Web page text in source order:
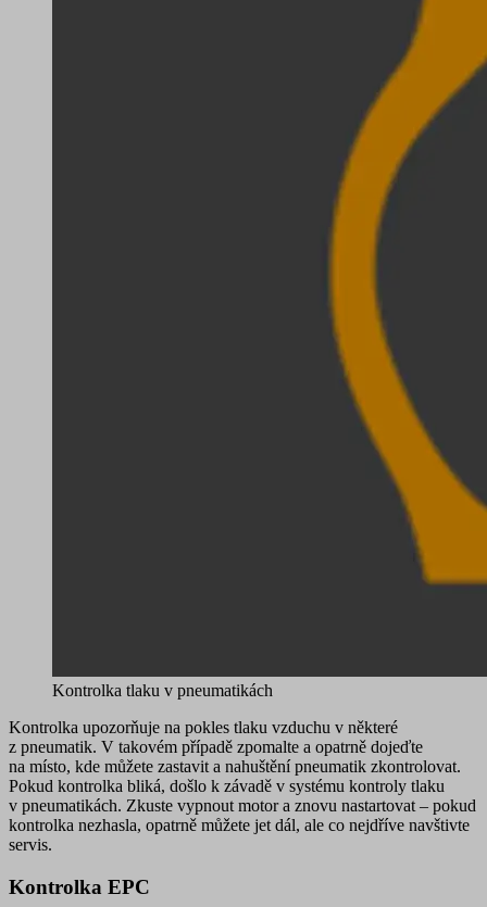
Kontrolka tlaku v pneumatikách
Kontrolka upozorňuje na pokles tlaku vzduchu v některé
z pneumatik. V takovém případě zpomalte a opatrně dojeďte
na místo, kde můžete zastavit a nahuštění pneumatik zkontrolovat.
Pokud kontrolka bliká, došlo k závadě v systému kontroly tlaku
v pneumatikách. Zkuste vypnout motor a znovu nastartovat – pokud
kontrolka nezhasla, opatrně můžete jet dál, ale co nejdříve navštivte
servis.
Kontrolka EPC